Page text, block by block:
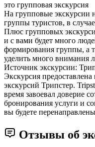
это групповая экскурсия
На групповые экскурсии
группы туристов, в
Плюс групповых
и с вами будет много
формирования группы, а
уделить много внимания
Источник экскурсии:
Экскурсия
экскурсий Трипстер.
время завоевал доверие
бронирования услуги и
вы будете
Отзывы об